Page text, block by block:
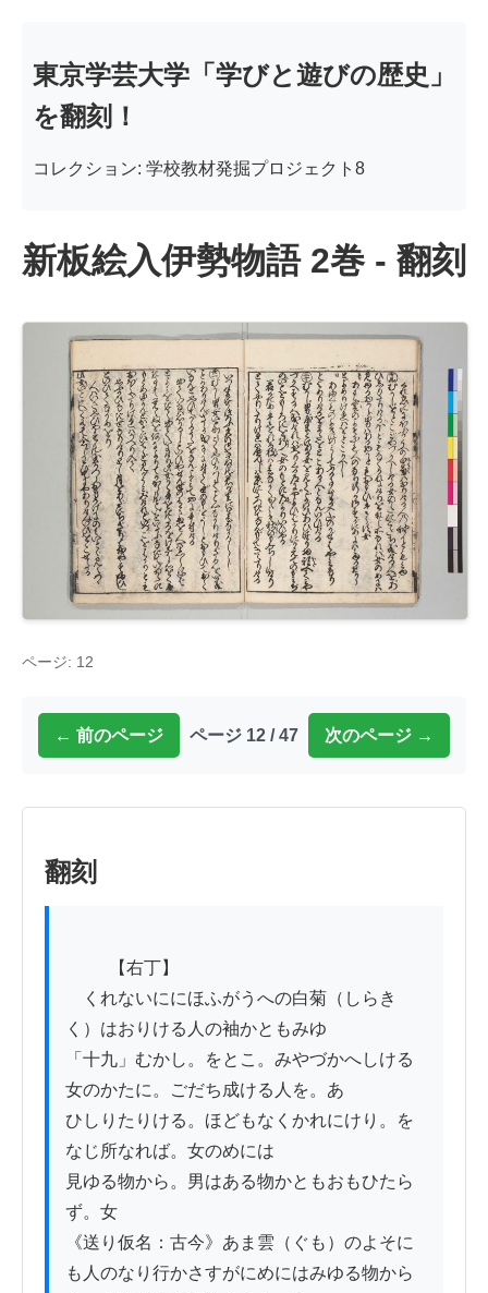
東京学芸大学「学びと遊びの歴史」
を翻刻！
コレクション: 学校教材発掘プロジェクト8
新板絵入伊勢物語 2巻 - 翻刻
ページ: 12
← 前のページ ページ 12 / 47 次のページ →
翻刻
くれないににほふがうへの白菊（しらき
く）はおりける人の袖かともみゆ
「十九」むかし。をとこ。みやづかへしける
女のかたに。ごだち成ける人を。あ
ひしりたりける。ほどもなくかれにけり。を
なじ所なれば。女のめには
見ゆる物から。男はある物かともおもひたら
ず。女
《送り仮名：古今》あま雲（ぐも）のよそに
も人のなり行かさすがにめにはみゆる物から